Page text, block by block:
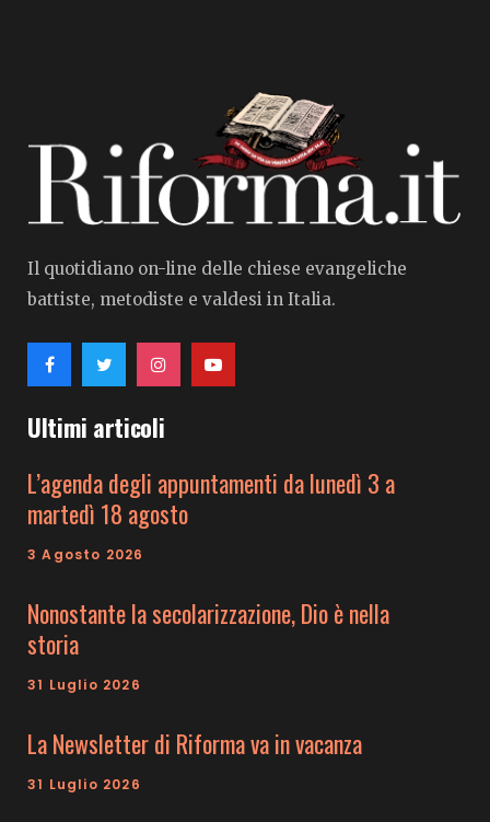
Il quotidiano on-line delle chiese evangeliche
battiste, metodiste e valdesi in Italia.
Ultimi articoli
L’agenda degli appuntamenti da lunedì 3 a
martedì 18 agosto
3 Agosto 2026
Nonostante la secolarizzazione, Dio è nella
storia
31 Luglio 2026
La Newsletter di Riforma va in vacanza
31 Luglio 2026